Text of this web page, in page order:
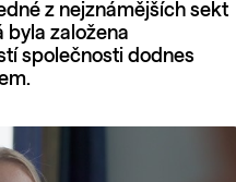
z nejznámějších sekt
byla založena
společnosti dodnes